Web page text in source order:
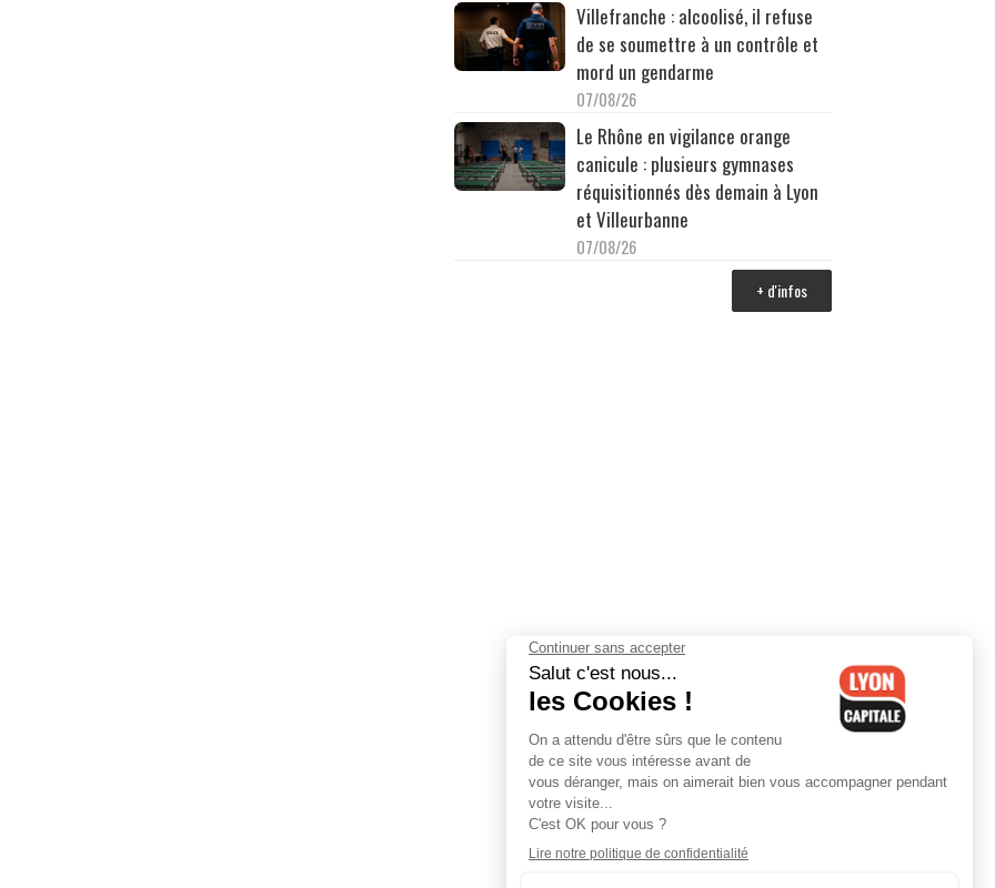
Villefranche : alcoolisé, il refuse
de se soumettre à un contrôle et
mord un gendarme
07/08/26
Le Rhône en vigilance orange
canicule : plusieurs gymnases
réquisitionnés dès demain à Lyon
et Villeurbanne
07/08/26
+ d'infos